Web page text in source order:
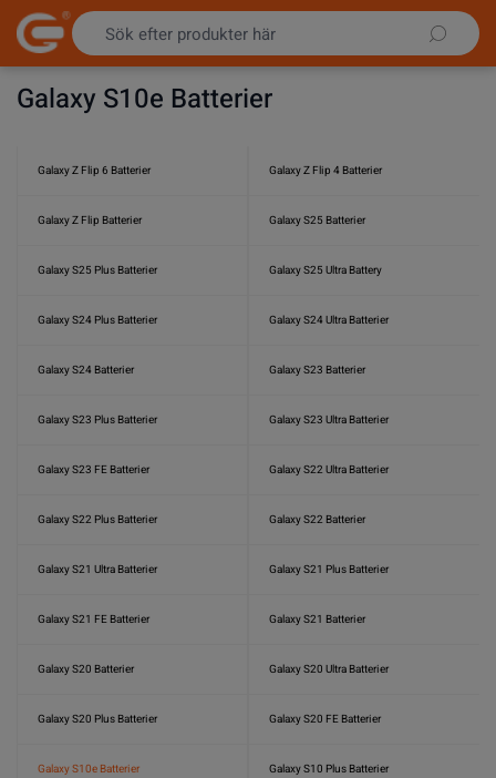
Hoppa till innehållet
Galaxy S10e Batterier
Galaxy Z Flip 6 Batterier Galaxy Z Flip 4 Batterier
Galaxy Z Flip Batterier Galaxy S25 Batterier
Galaxy S25 Plus Batterier Galaxy S25 Ultra Battery
Galaxy S24 Plus Batterier Galaxy S24 Ultra Batterier
Galaxy S24 Batterier Galaxy S23 Batterier
Galaxy S23 Plus Batterier Galaxy S23 Ultra Batterier
Galaxy S23 FE Batterier Galaxy S22 Ultra Batterier
Galaxy S22 Plus Batterier Galaxy S22 Batterier
Galaxy S21 Ultra Batterier Galaxy S21 Plus Batterier
Galaxy S21 FE Batterier Galaxy S21 Batterier
Galaxy S20 Batterier Galaxy S20 Ultra Batterier
Galaxy S20 Plus Batterier Galaxy S20 FE Batterier
Galaxy S10e Batterier Galaxy S10 Plus Batterier